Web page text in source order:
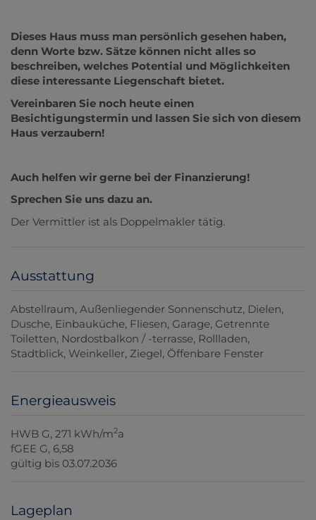
Dieses Haus muss man persönlich gesehen haben,
denn Worte bzw. Sätze können nicht alles so
beschreiben, welches Potential und Möglichkeiten
diese interessante Liegenschaft bietet.
Vereinbaren Sie noch heute einen
Besichtigungstermin und lassen Sie sich von diesem
Haus verzaubern!
Auch helfen wir gerne bei der Finanzierung!
Sprechen Sie uns dazu an.
Der Vermittler ist als Doppelmakler tätig.
Ausstattung
Abstellraum Außenliegender Sonnenschutz Dielen
Dusche Einbauküche Fliesen Garage Getrennte
Toiletten Nordostbalkon / -terrasse Rollladen
Stadtblick Weinkeller Ziegel Öffenbare Fenster
Energieausweis
HWB G, 271 kWh/m2a
fGEE G, 6,58
gültig bis 03.07.2036
Lageplan